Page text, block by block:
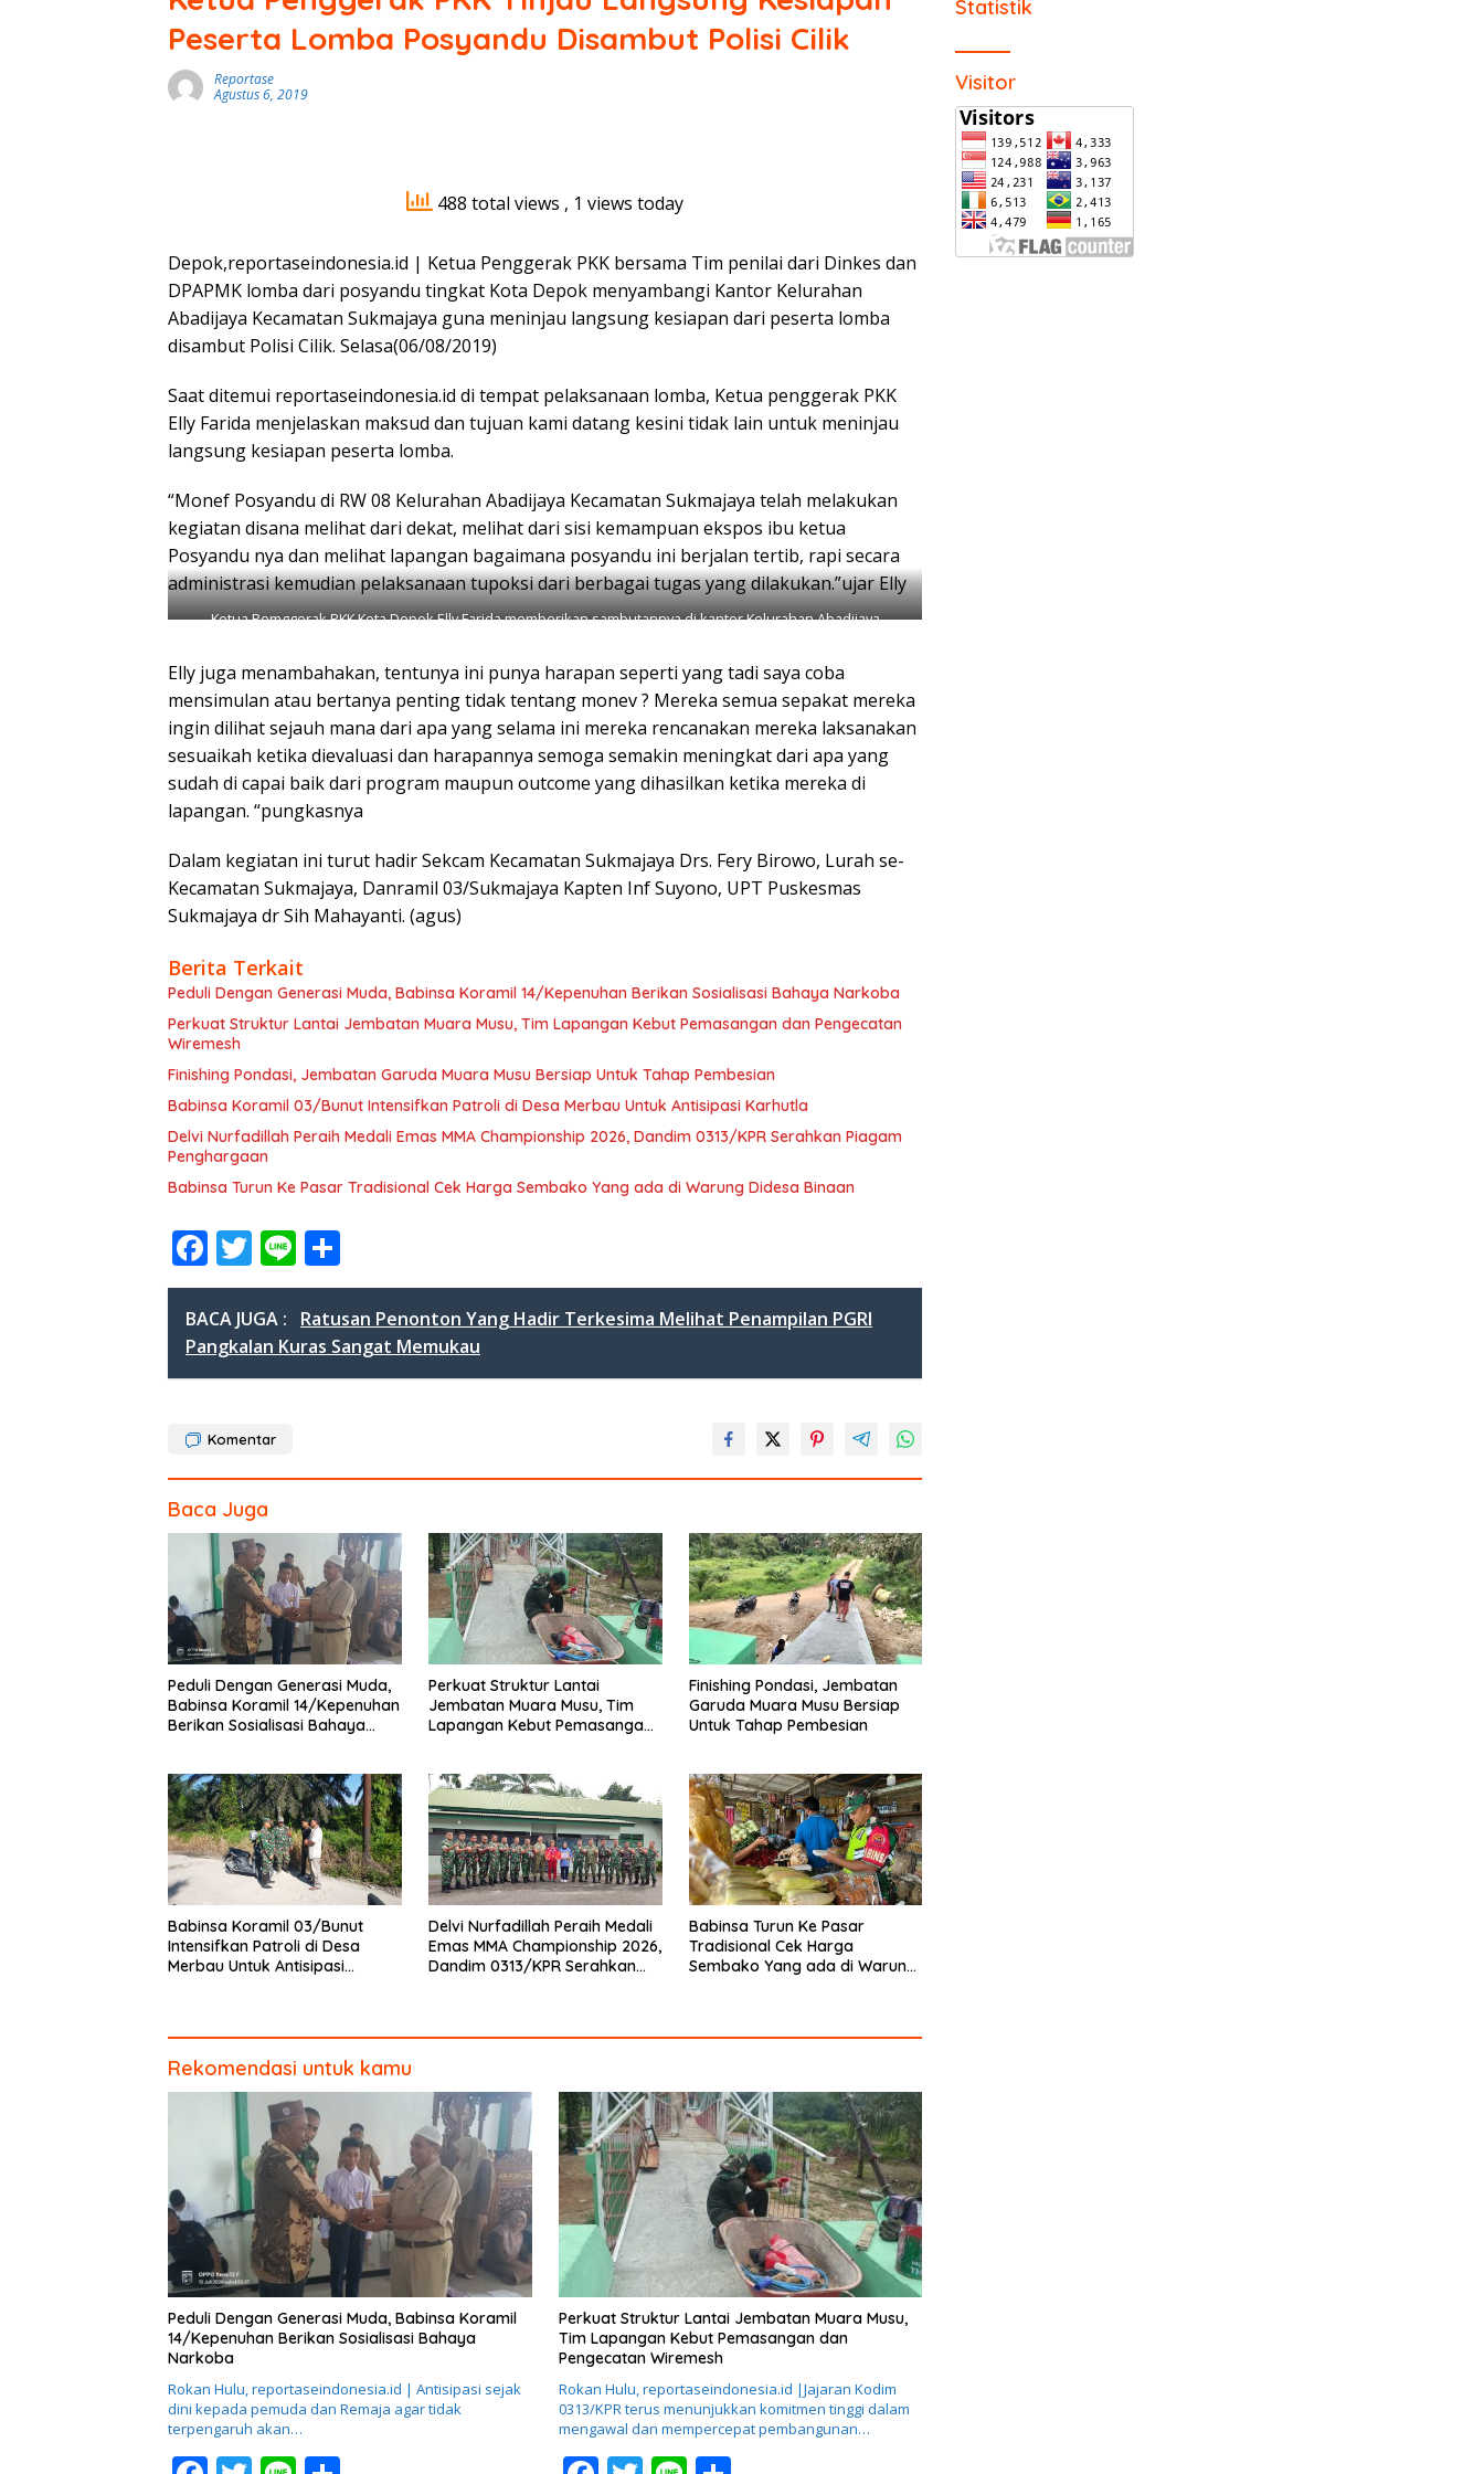
Peserta Lomba Posyandu Disambut Polisi Cilik
Reportase
Agustus 6, 2019
488 total views , 1 views today
Depok,reportaseindonesia.id | Ketua Penggerak PKK bersama Tim penilai dari Dinkes dan
DPAPMK lomba dari posyandu tingkat Kota Depok menyambangi Kantor Kelurahan
Abadijaya Kecamatan Sukmajaya guna meninjau langsung kesiapan dari peserta lomba
disambut Polisi Cilik. Selasa(06/08/2019)
Saat ditemui reportaseindonesia.id di tempat pelaksanaan lomba, Ketua penggerak PKK
Elly Farida menjelaskan maksud dan tujuan kami datang kesini tidak lain untuk meninjau
langsung kesiapan peserta lomba.
“Monef Posyandu di RW 08 Kelurahan Abadijaya Kecamatan Sukmajaya telah melakukan
kegiatan disana melihat dari dekat, melihat dari sisi kemampuan ekspos ibu ketua
Posyandu nya dan melihat lapangan bagaimana posyandu ini berjalan tertib, rapi secara
administrasi kemudian pelaksanaan tupoksi dari berbagai tugas yang dilakukan.”ujar Elly
Ketua Pemggerak PKK Kota Depok Elly Farida memberikan sambutannya di kantor Kelurahan Abadijaya
Elly juga menambahakan, tentunya ini punya harapan seperti yang tadi saya coba
mensimulan atau bertanya penting tidak tentang monev ? Mereka semua sepakat mereka
ingin dilihat sejauh mana dari apa yang selama ini mereka rencanakan mereka laksanakan
sesuaikah ketika dievaluasi dan harapannya semoga semakin meningkat dari apa yang
sudah di capai baik dari program maupun outcome yang dihasilkan ketika mereka di
lapangan. “pungkasnya
Dalam kegiatan ini turut hadir Sekcam Kecamatan Sukmajaya Drs. Fery Birowo, Lurah se-
Kecamatan Sukmajaya, Danramil 03/Sukmajaya Kapten Inf Suyono, UPT Puskesmas
Sukmajaya dr Sih Mahayanti. (agus)
Berita Terkait
Peduli Dengan Generasi Muda, Babinsa Koramil 14/Kepenuhan Berikan Sosialisasi Bahaya Narkoba
Perkuat Struktur Lantai Jembatan Muara Musu, Tim Lapangan Kebut Pemasangan dan Pengecatan
Wiremesh
Finishing Pondasi, Jembatan Garuda Muara Musu Bersiap Untuk Tahap Pembesian
Babinsa Koramil 03/Bunut Intensifkan Patroli di Desa Merbau Untuk Antisipasi Karhutla
Delvi Nurfadillah Peraih Medali Emas MMA Championship 2026, Dandim 0313/KPR Serahkan Piagam
Penghargaan
Babinsa Turun Ke Pasar Tradisional Cek Harga Sembako Yang ada di Warung Didesa Binaan
F
ac
e
b
o
o
k
T
w
itt
er
Li
n
e
h
ar
e
BACA JUGA :
Ratusan Penonton Yang Hadir Terkesima Melihat Penampilan PGRI
Pangkalan Kuras Sangat Memukau
Komentar
Baca Juga
Peduli Dengan Generasi Muda,
Babinsa Koramil 14/Kepenuhan
Berikan Sosialisasi Bahaya
Perkuat Struktur Lantai
Jembatan Muara Musu, Tim
Lapangan Kebut Pemasangan
Finishing Pondasi, Jembatan
Garuda Muara Musu Bersiap
Untuk Tahap Pembesian
Babinsa Koramil 03/Bunut
Intensifkan Patroli di Desa
Merbau Untuk Antisipasi
Delvi Nurfadillah Peraih Medali
Emas MMA Championship 2026,
Dandim 0313/KPR Serahkan
Babinsa Turun Ke Pasar
Tradisional Cek Harga
Sembako Yang ada di Warung
Rekomendasi untuk kamu
Peduli Dengan Generasi Muda, Babinsa Koramil
14/Kepenuhan Berikan Sosialisasi Bahaya
Narkoba
Rokan Hulu, reportaseindonesia.id | Antisipasi sejak
dini kepada pemuda dan Remaja agar tidak
terpengaruh akan…
Perkuat Struktur Lantai Jembatan Muara Musu,
Tim Lapangan Kebut Pemasangan dan
Pengecatan Wiremesh
Rokan Hulu, reportaseindonesia.id |Jajaran Kodim
0313/KPR terus menunjukkan komitmen tinggi dalam
mengawal dan mempercepat pembangunan…
Statistik
Visitor